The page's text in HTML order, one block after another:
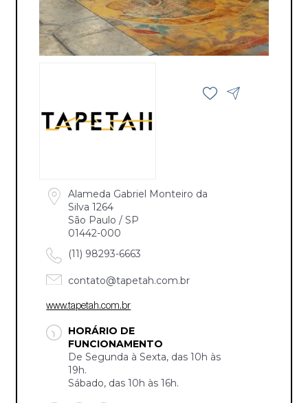
Alameda Gabriel Monteiro da
Silva 1264
São Paulo / SP
01442-000
(11) 98293-6663
contato@tapetah.com.br
www.tapetah.com.br
HORÁRIO DE
FUNCIONAMENTO
De Segunda à Sexta, das 10h às
19h.
Sábado, das 10h às 16h.